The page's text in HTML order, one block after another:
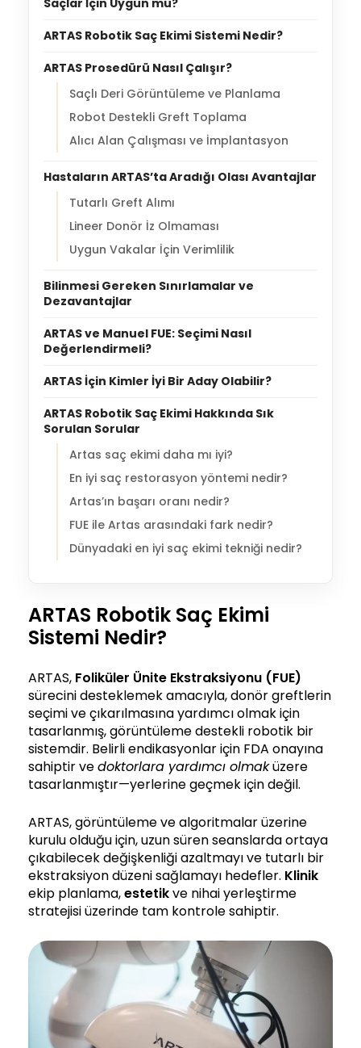
ARTAS Robotik Saç Ekimi Sistemi Nedir?
ARTAS Prosedürü Nasıl Çalışır?
Saçlı Deri Görüntüleme ve Planlama
Robot Destekli Greft Toplama
Alıcı Alan Çalışması ve İmplantasyon
Hastaların ARTAS’ta Aradığı Olası Avantajlar
Tutarlı Greft Alımı
Lineer Donör İz Olmaması
Uygun Vakalar İçin Verimlilik
Bilinmesi Gereken Sınırlamalar ve
Dezavantajlar
ARTAS ve Manuel FUE: Seçimi Nasıl
Değerlendirmeli?
ARTAS İçin Kimler İyi Bir Aday Olabilir?
ARTAS Robotik Saç Ekimi Hakkında Sık
Sorulan Sorular
Artas saç ekimi daha mı iyi?
En iyi saç restorasyon yöntemi nedir?
Artas’ın başarı oranı nedir?
FUE ile Artas arasındaki fark nedir?
Dünyadaki en iyi saç ekimi tekniği nedir?
ARTAS Robotik Saç Ekimi
Sistemi Nedir?
ARTAS, Foliküler Ünite Ekstraksiyonu (FUE)
sürecini desteklemek amacıyla, donör greftlerin
seçimi ve çıkarılmasına yardımcı olmak için
tasarlanmış, görüntüleme destekli robotik bir
sistemdir. Belirli endikasyonlar için FDA onayına
sahiptir vedoktorlara yardımcı olmaküzere
tasarlanmıştır—yerlerine geçmek için değil.
ARTAS, görüntüleme ve algoritmalar üzerine
kurulu olduğu için, uzun süren seanslarda ortaya
çıkabilecek değişkenliği azaltmayı ve tutarlı bir
ekstraksiyon düzeni sağlamayı hedefler. Klinik
ekip planlama,estetikve nihai yerleştirme
stratejisi üzerinde tam kontrole sahiptir.